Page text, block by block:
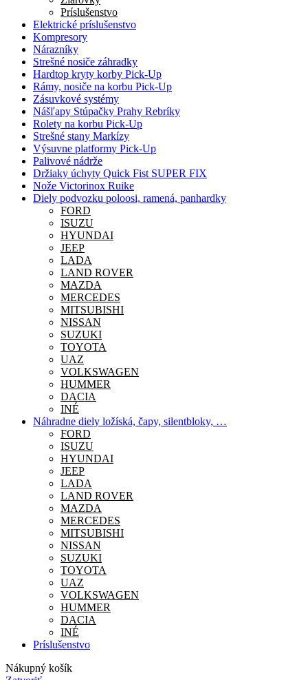
Príslušenstvo
Elektrické príslušenstvo
Kompresory
Nárazníky
Strešné nosiče záhradky
Hardtop kryty korby Pick-Up
Rámy, nosiče na korbu Pick-Up
Zásuvkové systémy
Nášľapy Stúpačky Prahy Rebríky
Rolety na korbu Pick-Up
Strešné stany Markízy
Výsuvne platformy Pick-Up
Palivové nádrže
Držiaky úchyty Quick Fist SUPER FIX
Nože Victorinox Ruike
Diely podvozku poloosi, ramená, panhardky
FORD
ISUZU
HYUNDAI
JEEP
LADA
LAND ROVER
MAZDA
MERCEDES
MITSUBISHI
NISSAN
SUZUKI
TOYOTA
UAZ
VOLKSWAGEN
HUMMER
DACIA
INÉ
Náhradne diely ložíská, čapy, silentbloky, …
FORD
ISUZU
HYUNDAI
JEEP
LADA
LAND ROVER
MAZDA
MERCEDES
MITSUBISHI
NISSAN
SUZUKI
TOYOTA
UAZ
VOLKSWAGEN
HUMMER
DACIA
INÉ
Príslušenstvo
Nákupný košík